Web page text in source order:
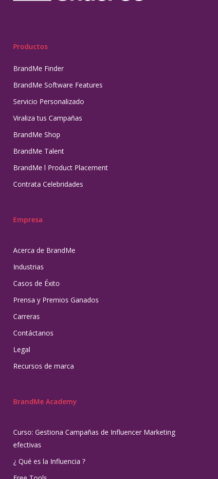
Productos
BrandMe Finder
BrandMe Software Features
Servicio Personalizado
Viraliza tus Campañas
BrandMe Shop
BrandMe Talent
BrandMe l Product Placement
Contrata Celebridades
Empresa
Acerca de BrandMe
Industrias
Casos de Éxito
Prensa y Premios Ganados
Carreras
Contáctanos
Legal
Recursos de marca
BrandMe Academy
Curso: Gestiona Campañas de Influencer Marketing
efectivas
¿ Qué es la Influencia ?